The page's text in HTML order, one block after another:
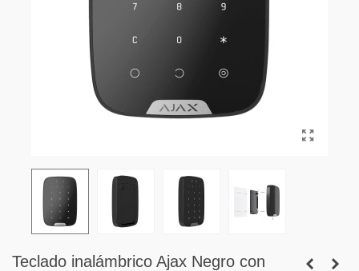
Teclado inalámbrico Ajax Negro con